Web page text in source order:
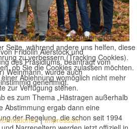
von Fridolin Aierstockund
des Präsidiums, beantragt vom
Weinmann, wurde auch
genehmigt.
es zum Thema „Hästragen außerhalb
Abstimmung ergab dann eine
der Regelung, dieschon seit 1994
Website. Einige von ihnen sind
Seite, während andere uns helfen, diese
zu verbessern (Tracking Cookies).
ob Sie die Cookies zulassen möchten.
Ablehnung womöglich nicht mehr
zur Verfügung stehen.
|Impressum